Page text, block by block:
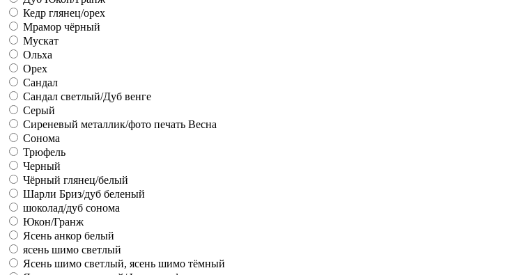
Кедр глянец/орех
Мрамор чёрный
Мускат
Ольха
Орех
Сандал
Сандал светлый/Дуб венге
Серый
Сиреневый металлик/фото печать Весна
Сонома
Трюфель
Черный
Чёрный глянец/белый
Шарли Бриз/дуб беленый
шоколад/дуб сонома
Юкон/Гранж
Ясень анкор белый
ясень шимо светлый
Ясень шимо светлый, ясень шимо тёмный